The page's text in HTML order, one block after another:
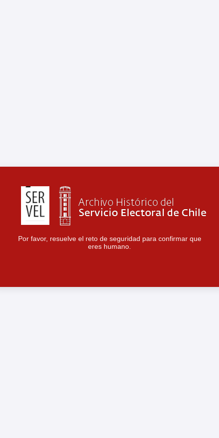
Por favor, resuelve el reto de seguridad para confirmar que
eres humano.